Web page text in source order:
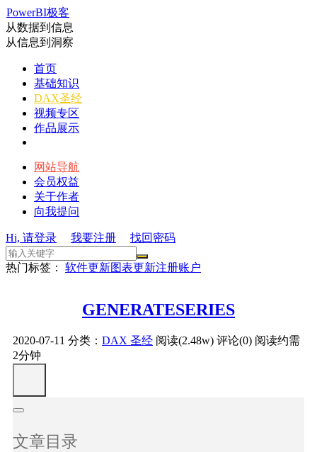
PowerBI极客
从数据到信息
从信息到洞察
首页
基础知识
DAX圣经
视频专区
作品展示
网站导航
会员权益
关于作者
向我提问
Hi, 请登录 我要注册 找回密码
热门标签： 软件更新图表更新注册账户
GENERATESERIES
2020-07-11 分类： DAX 圣经 阅读(2.48w) 评论(0) 阅读约需
2分钟
文章目录